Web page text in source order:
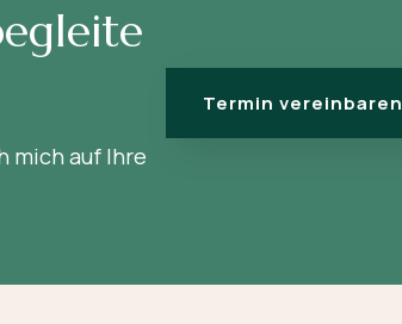
mich auf Ihre
Termin vereinbaren